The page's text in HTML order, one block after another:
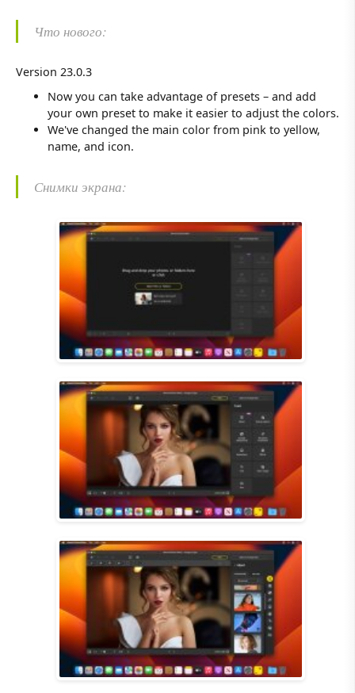
Что нового:
Version 23.0.3
Now you can take advantage of presets – and add
your own preset to make it easier to adjust the colors.
We've changed the main color from pink to yellow,
name, and icon.
Снимки экрана: